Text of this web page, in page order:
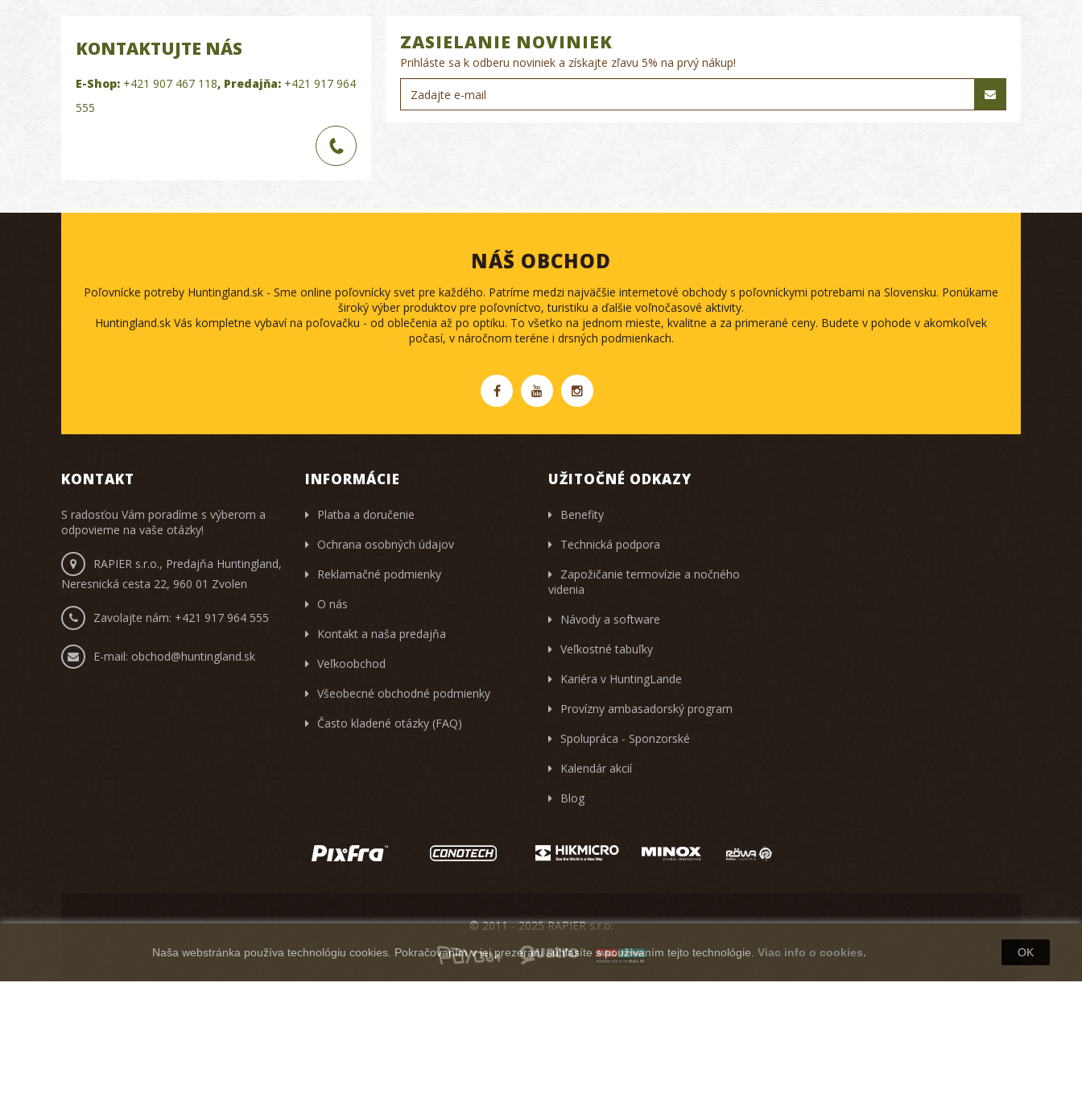
KONTAKTUJTE NÁS
E-Shop: +421 907 467 118, Predajňa: +421 917 964
555
ZASIELANIE NOVINIEK
Prihláste sa k odberu noviniek a získajte zľavu 5% na prvý nákup!
NÁŠ OBCHOD
Poľovnícke potreby Huntingland.sk - Sme online poľovnícky svet pre každého. Patríme medzi najväčšie internetové obchody s poľovníckymi potrebami na Slovensku. Ponúkame
široký výber produktov pre poľovníctvo, turistiku a ďalšie voľnočasové aktivity.
Huntingland.sk Vás kompletne vybaví na poľovačku - od oblečenia až po optiku. To všetko na jednom mieste, kvalitne a za primerané ceny. Budete v pohode v akomkoľvek
počasí, v náročnom teréne i drsných podmienkach.
KONTAKT
S radosťou Vám poradíme s výberom a
odpovieme na vaše otázky!
RAPIER s.r.o., Predajňa Huntingland,
Neresnická cesta 22, 960 01 Zvolen
Zavolajte nám: +421 917 964 555
E-mail: obchod@huntingland.sk
INFORMÁCIE
Platba a doručenie
Ochrana osobných údajov
Reklamačné podmienky
O nás
Kontakt a naša predajňa
Veľkoobchod
Všeobecné obchodné podmienky
Často kladené otázky (FAQ)
UŽITOČNÉ ODKAZY
Benefity
Technická podpora
Zapožičanie termovízie a nočného
videnia
Návody a software
Veľkostné tabuľky
Kariéra v HuntingLande
Provízny ambasadorský program
Spolupráca - Sponzorské
Kalendár akcií
Blog
Naša webstránka používa technológiu cookies. Pokračovaním v jej prezeraní súhlasíte s používaním tejto technológie. Viac info o cookies. OK
© 2011 - 2025 RAPIER s.r.o.